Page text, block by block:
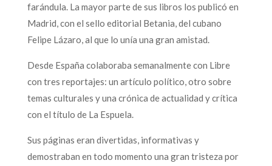
farándula. La mayor parte de sus libros los publicó en
Madrid, con el sello editorial Betania, del cubano
Felipe Lázaro, al que lo unía una gran amistad.
Desde España colaboraba semanalmente con Libre
con tres reportajes: un artículo político, otro sobre
temas culturales y una crónica de actualidad y crítica
con el título de La Espuela.
Sus páginas eran divertidas, informativas y
demostraban en todo momento una gran tristeza por